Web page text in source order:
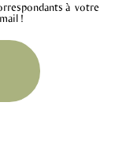
à votre
!